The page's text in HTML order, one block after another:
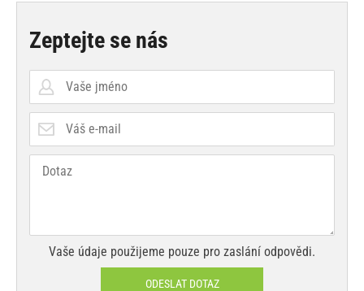
Zeptejte se nás
Vaše údaje použijeme pouze pro zaslání odpovědi.
ODESLAT DOTAZ